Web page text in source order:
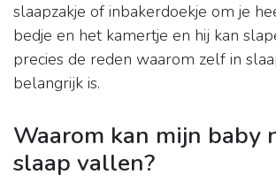
slaapzakje of inbakerdoekje om je
bedje en het kamertje en hij kan
precies de reden waarom zelf in
belangrijk is.
Waarom kan mijn baby
slaap vallen?